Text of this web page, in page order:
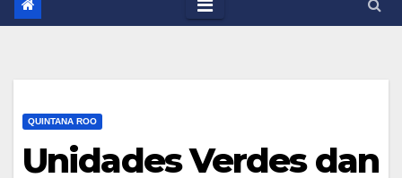
QUINTANA ROO
Unidades Verdes dan